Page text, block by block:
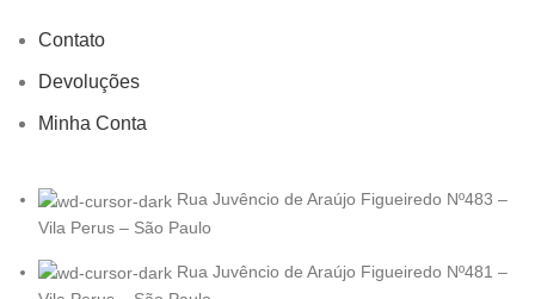
Contato
Devoluções
Minha Conta
Rua Juvêncio de Araújo Figueiredo Nº483 –
Vila Perus – São Paulo
Rua Juvêncio de Araújo Figueiredo Nº481 –